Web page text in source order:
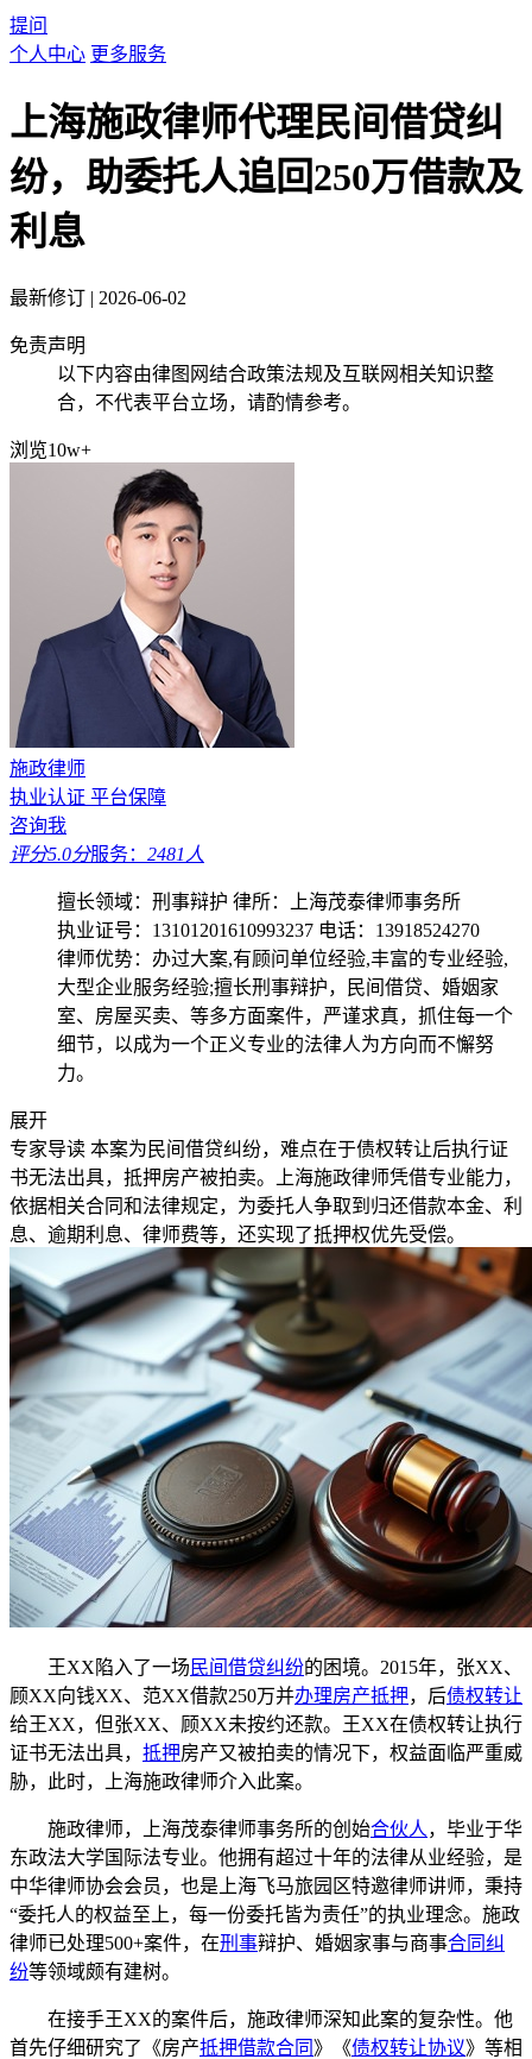
提问
个人中心 更多服务
上海施政律师代理民间借贷纠
纷，助委托人追回250万借款及
利息
最新修订 | 2026-06-02
免责声明
以下内容由律图网结合政策法规及互联网相关知识整
合，不代表平台立场，请酌情参考。
浏览10w+
施政律师
执业认证 平台保障
咨询我
评分5.0分服务： 2481人
擅长领域：刑事辩护 律所：上海茂泰律师事务所
执业证号：13101201610993237 电话：13918524270
律师优势：办过大案,有顾问单位经验,丰富的专业经验,
大型企业服务经验;擅长刑事辩护，民间借贷、婚姻家
室、房屋买卖、等多方面案件，严谨求真，抓住每一个
细节，以成为一个正义专业的法律人为方向而不懈努
力。
展开
专家导读 本案为民间借贷纠纷，难点在于债权转让后执行证
书无法出具，抵押房产被拍卖。上海施政律师凭借专业能力，
依据相关合同和法律规定，为委托人争取到归还借款本金、利
息、逾期利息、律师费等，还实现了抵押权优先受偿。
王XX陷入了一场 民间借贷纠纷的困境。2015年，张XX、
顾XX向钱XX、范XX借款250万并办理房产抵押，后债权转让
给王XX，但张XX、顾XX未按约还款。王XX在债权转让执行
证书无法出具， 抵押房产又被拍卖的情况下，权益面临严重威
胁，此时，上海施政律师介入此案。
施政律师，上海茂泰律师事务所的创始合伙人 ，毕业于华
东政法大学国际法专业。他拥有超过十年的法律从业经验，是
中华律师协会会员，也是上海飞马旅园区特邀律师讲师，秉持
“委托人的权益至上，每一份委托皆为责任”的执业理念。施政
律师已处理500+案件，在刑事辩护、婚姻家事与商事合同纠
纷等领域颇有建树。
在接手王XX的案件后，施政律师深知此案的复杂性。他
首先仔细研究了《房产抵押借款合同 》《债权转让协议》等相